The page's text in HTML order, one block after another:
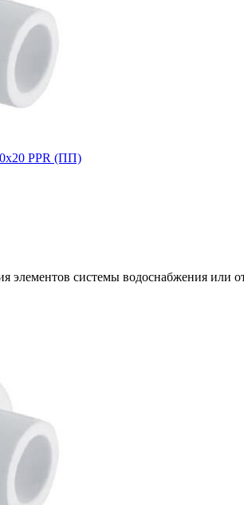
PPR (ПП)
элементов системы водоснабжения или